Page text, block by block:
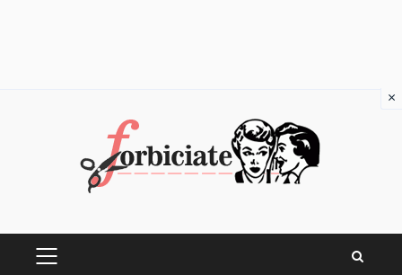
PRIMARY
×